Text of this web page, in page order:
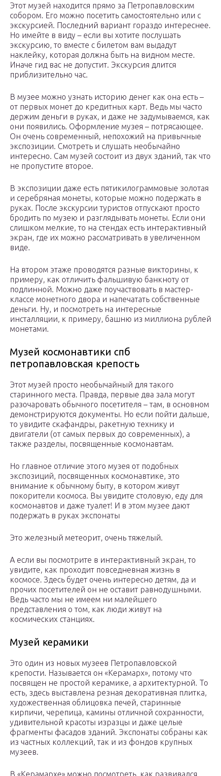
Этот музей находится прямо за Петропавловским
собором. Его можно посетить самостоятельно или с
экскурсией. Последний вариант гораздо интереснее.
Но имейте в виду – если вы хотите послушать
экскурсию, то вместе с билетом вам выдадут
наклейку, которая должна быть на видном месте.
Иначе гид вас не допустит. Экскурсия длится
приблизительно час.
В музее можно узнать историю денег как она есть –
от первых монет до кредитных карт. Ведь мы часто
держим деньги в руках, и даже не задумываемся, как
они появились. Оформление музея – потрясающее.
Он очень современный, непохожий на привычные
экспозиции. Смотреть и слушать необычайно
интересно. Сам музей состоит из двух зданий, так что
не пропустите второе.
В экспозиции даже есть пятикилограммовые золотая
и серебряная монеты, которые можно подержать в
руках. После экскурсии туристов отпускают просто
бродить по музею и разглядывать монеты. Если они
слишком мелкие, то на стендах есть интерактивный
экран, где их можно рассматривать в увеличенном
виде.
На втором этаже проводятся разные викторины, к
примеру, как отличить фальшивую банкноту от
подлинной. Можно даже поучаствовать в мастер-
классе монетного двора и напечатать собственные
деньги. Ну, и посмотреть на интересные
инсталляции, к примеру, башню из миллиона рублей
монетами.
Музей космонавтики спб
петропавловская крепость
Этот музей просто необычайный для такого
старинного места. Правда, первые два зала могут
разочаровать обычного посетителя – там, в основном
демонстрируются документы. Но если пойти дальше,
то увидите скафандры, ракетную технику и
двигатели (от самых первых до современных), а
также разделы, посвященные космонавтам.
Но главное отличие этого музея от подобных
экспозиций, посвященных космонавтике, это
внимание к обычному быту, в котором живут
покорители космоса. Вы увидите столовую, еду для
космонавтов и даже туалет! И в этом музее дают
подержать в руках экспонаты
Это железный метеорит, очень тяжелый.
А если вы посмотрите в интерактивный экран, то
увидите, как проходит повседневная жизнь в
космосе. Здесь будет очень интересно детям, да и
прочих посетителей он не оставит равнодушными.
Ведь часто мы не имеем ни малейшего
представления о том, как люди живут на
космических станциях.
Музей керамики
Это один из новых музеев Петропавловской
крепости. Называется он «Керамарх», потому что
посвящен не простой керамике, а архитектурной. То
есть, здесь выставлена резная декоративная плитка,
художественная облицовка печей, старинные
кирпичи, черепица, камины отличной сохранности,
удивительной красоты изразцы и даже целые
фрагменты фасадов зданий. Экспонаты собраны как
из частных коллекций, так и из фондов крупных
музеев.
В «Керамархе» можно посмотреть, как развивался